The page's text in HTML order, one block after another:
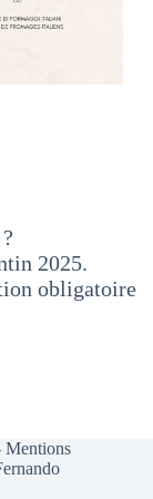
2025.
obligatoire
Mentions